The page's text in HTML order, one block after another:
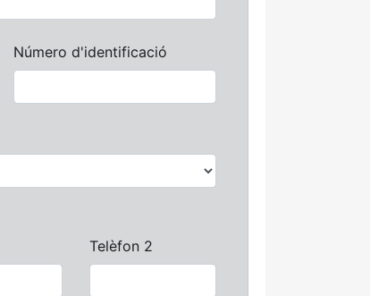
Número d'identificació
Telèfon 2